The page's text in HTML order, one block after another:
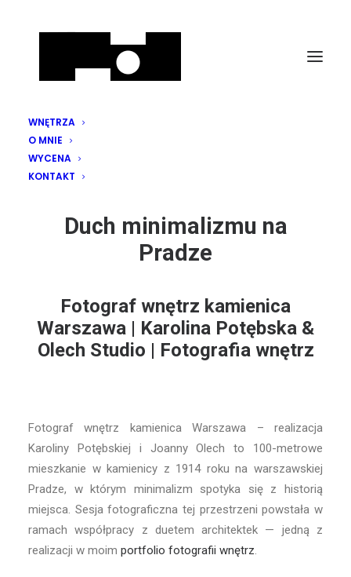
WNĘTRZA
O MNIE
WYCENA
KONTAKT
Duch minimalizmu na
Pradze
Fotograf wnętrz kamienica
Warszawa | Karolina Potębska &
Olech Studio | Fotografia wnętrz
Fotograf wnętrz kamienica Warszawa – realizacja
Karoliny Potębskiej i Joanny Olech to 100-metrowe
mieszkanie w kamienicy z 1914 roku na warszawskiej
Pradze, w którym minimalizm spotyka się z historią
miejsca. Sesja fotograficzna tej przestrzeni powstała w
ramach współpracy z duetem architektek — jedną z
realizacji w moim portfolio fotografii wnętrz.